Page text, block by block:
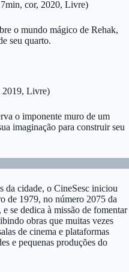
cor, 2020, Livre)
o mundo mágico de Rehak,
seu quarto.
2019, Livre)
o imponente muro de um
imaginação para construir seu
da cidade, o CineSesc iniciou
de 1979, no número 2075 da
se dedica à missão de fomentar
obras que muitas vezes
de cinema e plataformas
e pequenas produções do